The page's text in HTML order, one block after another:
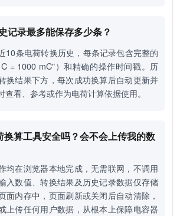
记录最多能保存多少条？
10条电荷转换历史，每条记录包含完整的
= 1000 mC"）和精确的操作时间戳。历
换结果下方，每次成功换算后自动更新并
查看、参考或作为电荷计算依据使用。
换算工具安全吗？会不会上传我的数
均在浏览器本地完成，无需联网，不调用
入数值、转换结果及历史记录数据仅存储
面内存中，页面刷新或关闭后自动清除，
上传任何用户数据，从根本上保障电容器